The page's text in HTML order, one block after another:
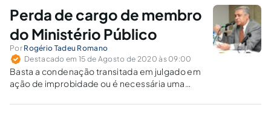
Regime Geral de Previdência Social (RGPS).
Perda de cargo de membro
do Ministério Público
Por Rogério Tadeu Romano
Destacado em 15 de Agosto de 2020 às 09:00
Basta a condenação transitada em julgado em
ação de improbidade ou é necessária uma
Ministério Público de suas funções?